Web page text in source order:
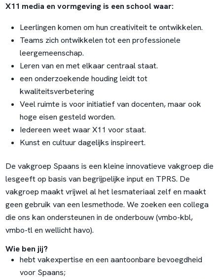
X11 media en vormgeving is een school waar:
Leerlingen komen om hun creativiteit te ontwikkelen.
Teams zich ontwikkelen tot een professionele
leergemeenschap.
Leren van en met elkaar centraal staat.
een onderzoekende houding leidt tot
kwaliteitsverbetering
Veel ruimte is voor initiatief van docenten, maar ook
hoge eisen gesteld worden.
Iedereen weet waar X11 voor staat.
Kunst en cultuur dagelijks inspireert.
De vakgroep Spaans is een kleine innovatieve vakgroep die
lesgeeft op basis van begrijpelijke input en TPRS. De
vakgroep maakt vrijwel al het lesmateriaal zelf en maakt
geen gebruik van een lesmethode. We zoeken een collega
die ons kan ondersteunen in de onderbouw (vmbo-kbl,
vmbo-tl en wellicht havo).
Wie ben jij?
hebt vakexpertise en een aantoonbare bevoegdheid
voor Spaans;